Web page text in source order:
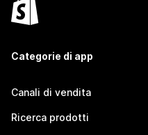
Categorie di app
Canali di vendita
Ricerca prodotti